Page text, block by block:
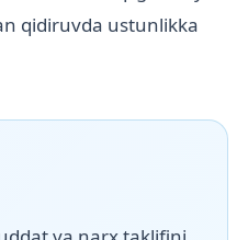
qidiruvda ustunlikka